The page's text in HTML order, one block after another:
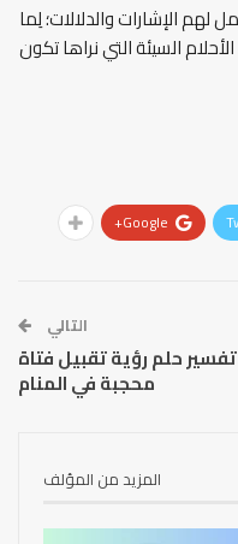
لهم الإشارات والدلالات؛ لِما
السيئة التي نراها تكون
Google+
التالي
تفسير حلم رؤية تقبيل فتاة
محجبة في المنام
المزيد من المؤلف